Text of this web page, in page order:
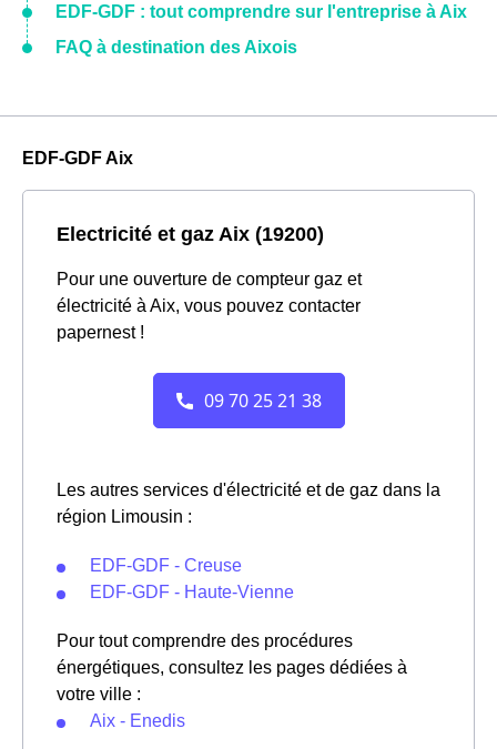
EDF-GDF : tout comprendre sur l'entreprise à Aix
FAQ à destination des Aixois
EDF-GDF Aix
Electricité et gaz Aix (19200)
Pour une ouverture de compteur gaz et
électricité à Aix, vous pouvez contacter
papernest !
Les autres services d'électricité et de gaz dans la
région Limousin :
EDF-GDF - Creuse
EDF-GDF - Haute-Vienne
Pour tout comprendre des procédures
énergétiques, consultez les pages dédiées à
votre ville :
Aix - Enedis